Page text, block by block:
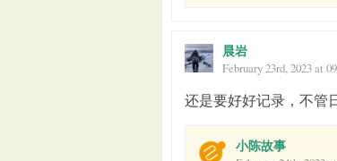
晨岩
February 23rd, 2023 at
还是要好好记录，不管
小陈故事